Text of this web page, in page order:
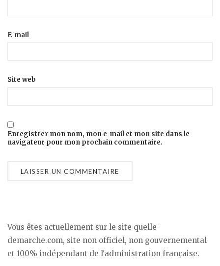
E-mail
Site web
Enregistrer mon nom, mon e-mail et mon site dans le
navigateur pour mon prochain commentaire.
Vous êtes actuellement sur le site quelle-
demarche.com, site non officiel, non gouvernemental
et 100% indépendant de l'administration française.